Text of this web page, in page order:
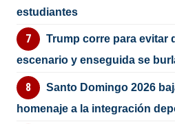
estudiantes
Trump corre para evitar
escenario y enseguida se
Santo Domingo 2026
homenaje a la integración